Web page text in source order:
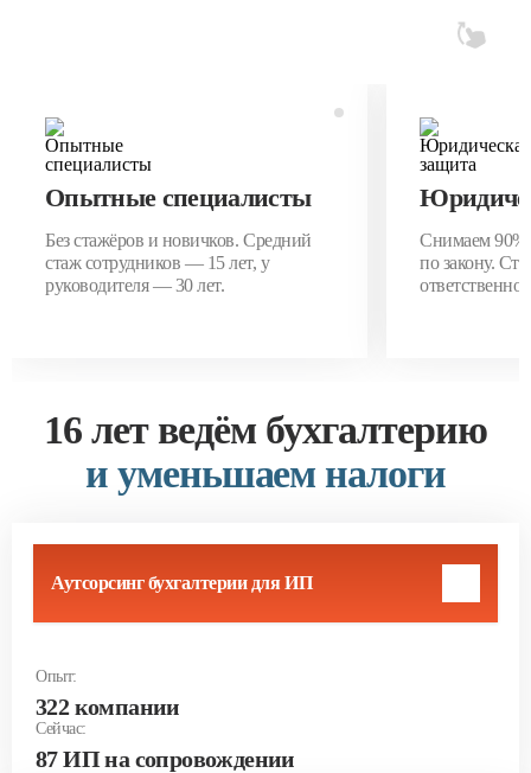
Опытные специалисты
Без стажёров и новичков. Средний
стаж сотрудников — 15 лет, у
руководителя — 30 лет.
Снимаем 90%
по закону.
16 лет ведём бухгалтерию
и уменьшаем налоги
Аутсорсинг бухгалтерии для ИП
Опыт:
322 компании
Сейчас:
87 ИП на сопровождении